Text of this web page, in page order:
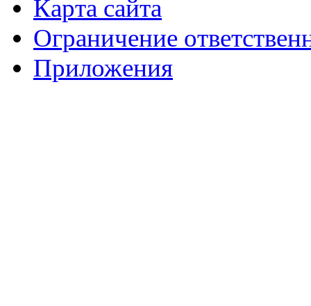
Карта сайта
Ограничение
Приложения